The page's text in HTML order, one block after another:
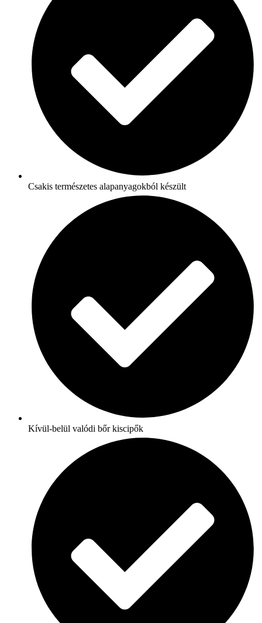
Csakis természetes alapanyagokból készült
Kívül-belül valódi bőr kiscipők